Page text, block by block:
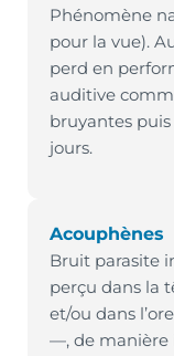
Phénomène
pour la vue).
perd en
auditive
bruyantes puis
jours.
Acouphènes
Bruit parasite
perçu dans la
et/ou dans
—, de